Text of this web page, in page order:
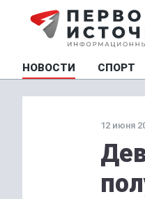
НОВОСТИ СПОРТ
12 июня